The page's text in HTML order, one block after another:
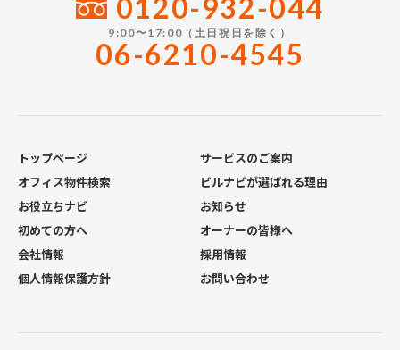
0120-932-044
9:00〜17:00（土日祝日を除く）
06-6210-4545
トップページ
サービスのご案内
オフィス物件検索
ビルナビが選ばれる理由
お役立ちナビ
お知らせ
初めての方へ
オーナーの皆様へ
会社情報
採用情報
個人情報保護方針
お問い合わせ